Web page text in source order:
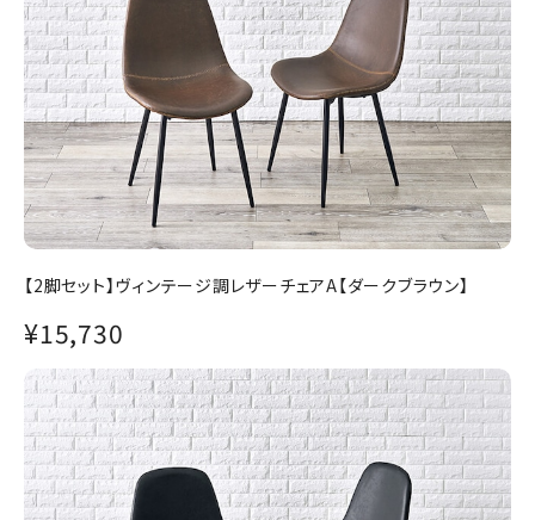
【2脚セット】ヴィンテージ調レザーチェアA【ダークブラウン】
¥15,730